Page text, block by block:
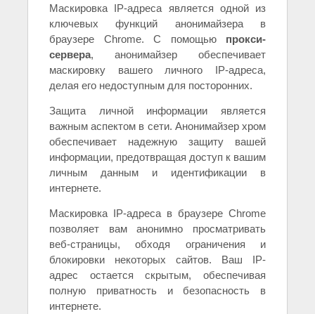
Маскировка IP-адреса является одной из
ключевых функций анонимайзера в
браузере Chrome. С помощью прокси-
сервера, анонимайзер обеспечивает
маскировку вашего личного IP-адреса,
делая его недоступным для посторонних.
Защита личной информации является
важным аспектом в сети. Анонимайзер хром
обеспечивает надежную защиту вашей
информации, предотвращая доступ к вашим
личным данным и идентификации в
интернете.
Маскировка IP-адреса в браузере Chrome
позволяет вам анонимно просматривать
веб-страницы, обходя ограничения и
блокировки некоторых сайтов. Ваш IP-
адрес остается скрытым, обеспечивая
полную приватность и безопасность в
интернете.